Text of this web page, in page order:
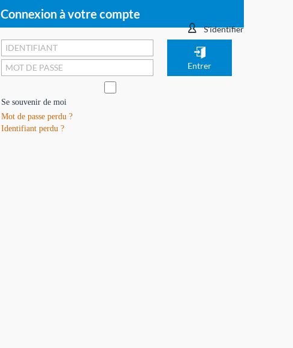
S'identifier
Connexion à votre compte
Se souvenir de moi
Mot de passe perdu ?
Identifiant perdu ?